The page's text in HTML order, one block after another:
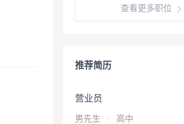
查看更多职位
推荐简历
营业员
男先生 · 高中